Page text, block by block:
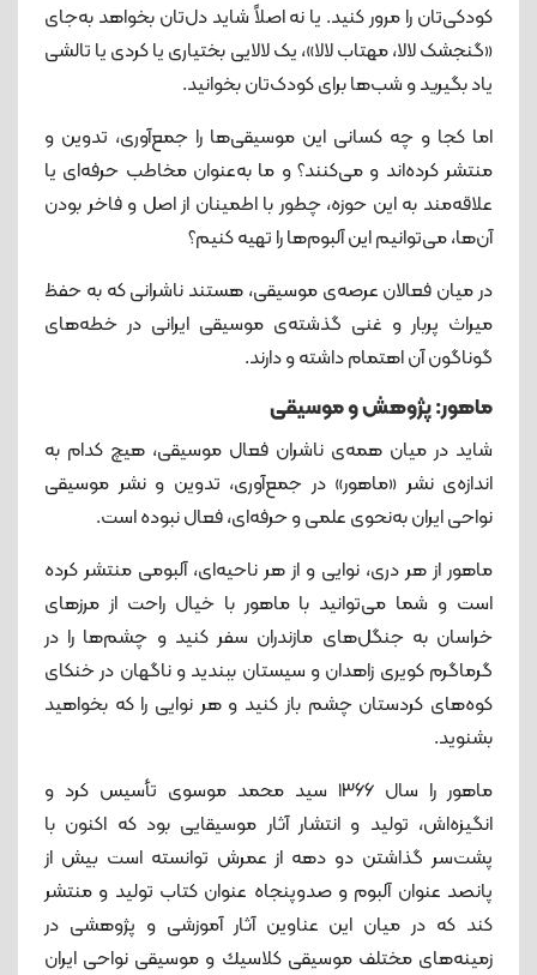
کودکی‌تان را مرور کنید. یا نه اصلاً شاید دل‌تان بخواهد به‌جای
«گنجشک لالا، مهتاب لالا»، یک لالایی بختیاری یا کردی یا تالشی
یاد بگیرید و شب‌ها برای کودک‌تان بخوانید.
اما کجا و چه کسانی این موسیقی‌ها را جمع‌آوری، تدوین و
منتشر کرده‌اند و می‌کنند؟ و ما به‌عنوان مخاطب حرفه‌ای یا
علاقه‌مند به این حوزه، چطور با اطمینان از اصل و فاخر بودن
آن‌ها، می‌توانیم این آلبوم‌ها را تهیه کنیم؟
در میان فعالان عرصه‌ی موسیقی، هستند ناشرانی که به حفظ
میراث پربار و غنی گذشته‌ی موسیقی ایرانی در خطه‌های
گوناگون آن اهتمام داشته و دارند.
ماهور: پژوهش و موسیقی
شاید در میان همه‌ی ناشران فعال موسیقی، هیچ کدام به
اندازه‌ی نشر «ماهور» در جمع‌آوری، تدوین و نشر موسیقی
نواحی ایران به‌نحوی علمی و حرفه‌ای، فعال نبوده است.
ماهور از هر دری، نوایی و از هر ناحیه‌ای، آلبومی منتشر کرده
است و شما می‌توانید با ماهور با خیال راحت از مرزهای
خراسان به جنگل‌های مازندران سفر کنید و چشم‌ها را در
گرماگرم کویری زاهدان و سیستان ببندید و ناگهان در خنکای
کوه‌های کردستان چشم باز کنید و هر نوایی را که بخواهید
بشنوید.
ماهور را سال ۱۳۶۶ سید محمد موسوی تأسيس کرد و
انگیزه‌اش، توليد و انتشار آثار موسيقایى بود که اكنون با
پشت‏‌سر گذاشتن دو دهه از عمرش توانسته است بيش از
پانصد عنوان آلبوم و صدوپنجاه عنوان كتاب توليد و منتشر
کند که در میان این عناوین آثار آموزشى و پژوهشى در
زمينه‏‌های مختلف موسيقى كلاسيك و موسيقى نواحى ايران